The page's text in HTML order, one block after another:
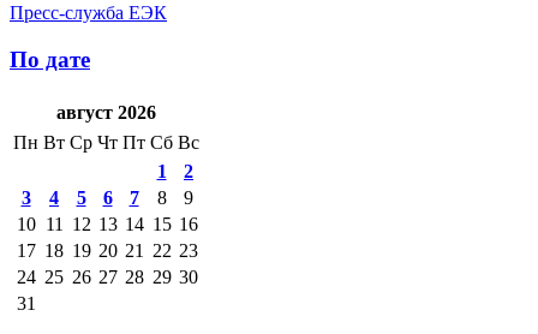
Пресс-служба ЕЭК
По дате
август 2026
Пн Вт Ср Чт Пт Сб Вс
1
2
3
4 5 6 7 8
9
10 11 12 13 14 15 16
17 18 19 20 21 22 23
24 25 26 27 28 29 30
31